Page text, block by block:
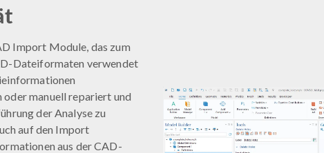
Import Module, das zum
Dateiformaten verwendet
manuell repariert und
der Analyse zu
auf den Import
aus der CAD-